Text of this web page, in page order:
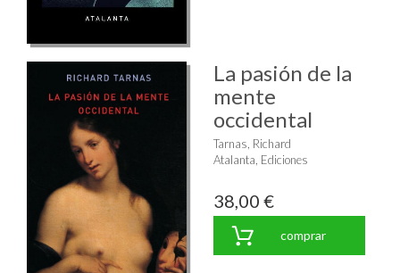
La pasión de la
mente
occidental
Tarnas, Richard
Atalanta, Ediciones
38,00 €
comprar